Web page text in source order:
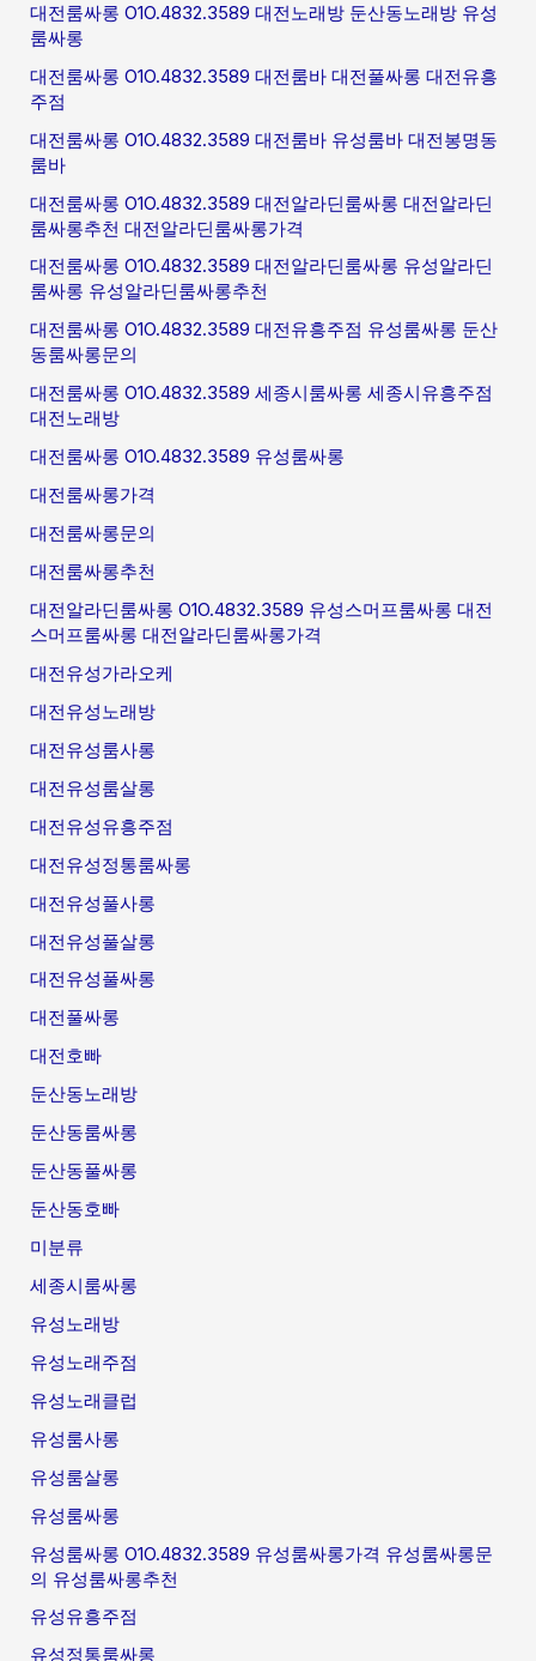
대전룸싸롱 O1O.4832.3589 대전노래방 둔산동노래방 유성
룸싸롱
대전룸싸롱 O1O.4832.3589 대전룸바 대전풀싸롱 대전유흥
주점
대전룸싸롱 O1O.4832.3589 대전룸바 유성룸바 대전봉명동
룸바
대전룸싸롱 O1O.4832.3589 대전알라딘룸싸롱 대전알라딘
룸싸롱추천 대전알라딘룸싸롱가격
대전룸싸롱 O1O.4832.3589 대전알라딘룸싸롱 유성알라딘
룸싸롱 유성알라딘룸싸롱추천
대전룸싸롱 O1O.4832.3589 대전유흥주점 유성룸싸롱 둔산
동룸싸롱문의
대전룸싸롱 O1O.4832.3589 세종시룸싸롱 세종시유흥주점
대전노래방
대전룸싸롱 O1O.4832.3589 유성룸싸롱
대전룸싸롱가격
대전룸싸롱문의
대전룸싸롱추천
대전알라딘룸싸롱 O1O.4832.3589 유성스머프룸싸롱 대전
스머프룸싸롱 대전알라딘룸싸롱가격
대전유성가라오케
대전유성노래방
대전유성룸사롱
대전유성룸살롱
대전유성유흥주점
대전유성정통룸싸롱
대전유성풀사롱
대전유성풀살롱
대전유성풀싸롱
대전풀싸롱
대전호빠
둔산동노래방
둔산동룸싸롱
둔산동풀싸롱
둔산동호빠
미분류
세종시룸싸롱
유성노래방
유성노래주점
유성노래클럽
유성룸사롱
유성룸살롱
유성룸싸롱
유성룸싸롱 O1O.4832.3589 유성룸싸롱가격 유성룸싸롱문
의 유성룸싸롱추천
유성유흥주점
유성정통룸싸롱